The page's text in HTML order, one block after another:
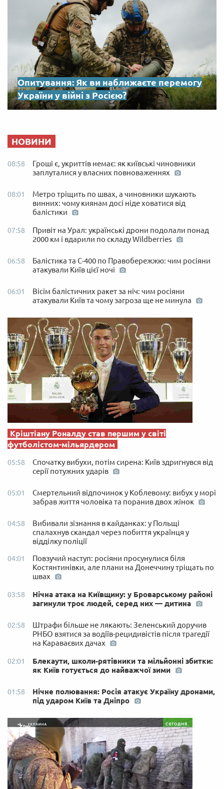
Опитування: Як ви наближаєте перемогу
України у війні з Росією?
НОВИНИ
08:58
Гроші є, укриттів немає: як київські чиновники
заплуталися у власних повноваженнях
08:01
Метро тріщить по швах, а чиновники шукають
винних: чому киянам досі ніде ховатися від
балістики
07:58
Привіт на Урал: українські дрони подолали понад
2000 км і вдарили по складу Wildberries
06:58
Балістика та С-400 по Правобережжю: чим росіяни
атакували Київ цієї ночі
06:01
Вісім балістичних ракет за ніч: чим росіяни
атакували Київ та чому загроза ще не минула
Кріштіану Роналду став першим у світі
футболістом-мільярдером
05:58
Спочатку вибухи, потім сирена: Київ здригнувся від
серії потужних ударів
05:01
Смертельний відпочинок у Коблевому: вибух у морі
забрав життя чоловіка та поранив двох жінок
04:58
Вибивали зізнання в кайданках: у Польщі
спалахнув скандал через побиття українця у
відділку поліції
04:01
Повзучий наступ: росіяни просунулися біля
Костянтинівки, але плани на Донеччину тріщать по
швах
03:58
Нічна атака на Київщину: у Броварському районі
загинули троє людей, серед них — дитина
02:58
Штрафи більше не лякають: Зеленський доручив
РНБО взятися за водіїв-рецидивістів після трагедії
на Караваєвих дачах
02:01
Блекаути, школи-рятівники та мільйонні збитки:
як Київ готується до найважчої зими
01:58
Нічне полювання: Росія атакує Україну дронами,
під ударом Київ та Дніпро